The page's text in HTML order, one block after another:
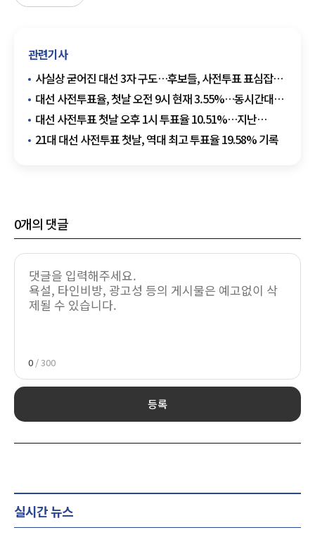
관련기사
사실상 굳어진 대선 3자 구도…후보들, 사전투표 표심잡기
총력전
대선 사전투표율, 첫날 오전 9시 현재 3.55%…동시간대
역대 최고치
대선 사전투표 첫날 오후 1시 투표율 10.51%…지난
대선보다 1.76%p↑
21대 대선 사전투표 첫날, 역대 최고 투표율 19.58% 기록
0개의 댓글
0 / 300
등록
실시간 뉴스